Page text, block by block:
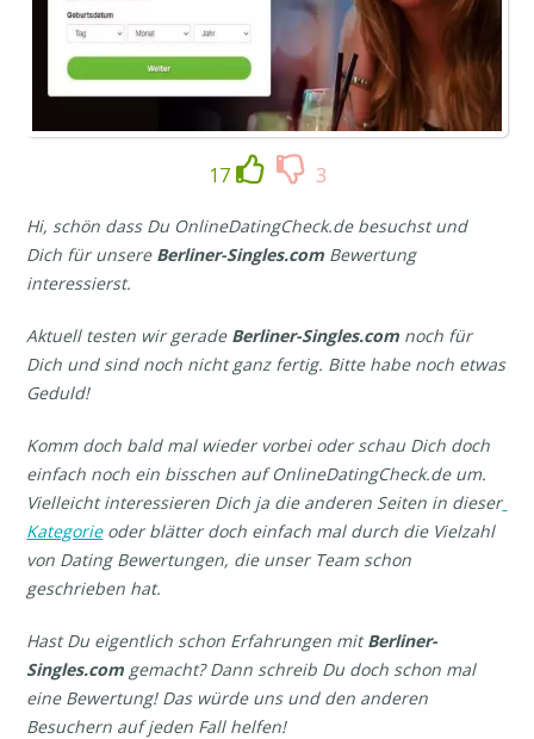
17 3
Hi, schön dass Du OnlineDatingCheck.de besuchst und
Dich für unsere Berliner-Singles.com Bewertung
interessierst.
Aktuell testen wir gerade Berliner-Singles.com noch für
Dich und sind noch nicht ganz fertig. Bitte habe noch etwas
Geduld!
Komm doch bald mal wieder vorbei oder schau Dich doch
einfach noch ein bisschen auf OnlineDatingCheck.de um.
Vielleicht interessieren Dich ja die anderen Seiten in dieser
Kategorieoder blätter doch einfach mal durch die Vielzahl
von Dating Bewertungen, die unser Team schon
geschrieben hat.
Hast Du eigentlich schon Erfahrungen mitBerliner-
Singles.com gemacht? Dann schreib Du doch schon mal
eine Bewertung! Das würde uns und den anderen
Besuchern auf jeden Fall helfen!